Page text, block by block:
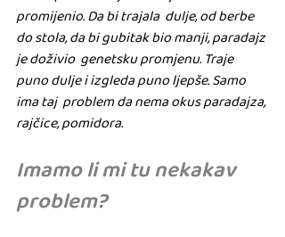
promijenio. Da bi trajala  dulje, od berbe
do stola, da bi gubitak bio manji, paradajz
je doživio  genetsku promjenu. Traje
puno dulje i izgleda puno ljepše. Samo
ima taj  problem da nema okus paradajza,
rajčice, pomidora.
Imamo li mi tu nekakav
problem?